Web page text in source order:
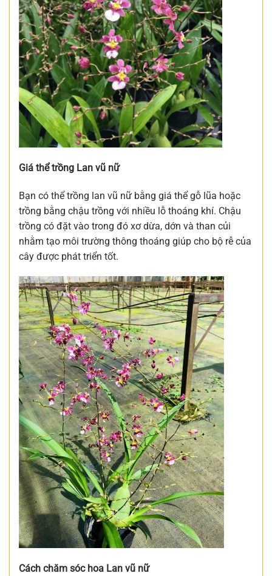
Giá thể trồng Lan vũ nữ
Bạn có thể trồng lan vũ nữ bằng giá thể gỗ lũa hoặc
trồng bằng chậu trồng với nhiều lỗ thoáng khí. Chậu
trồng có đặt vào trong đó xơ dừa, dớn và than củi
nhằm tạo môi trường thông thoáng giúp cho bộ rễ của
cây được phát triển tốt.
Cách chăm sóc hoa Lan vũ nữ